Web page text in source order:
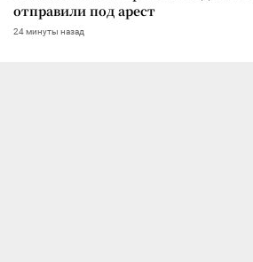
отправили под арест
24 минуты назад